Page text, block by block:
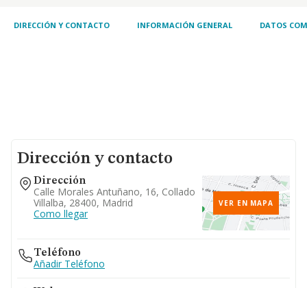
DIRECCIÓN Y CONTACTO INFORMACIÓN GENERAL DATOS
Dirección y contacto
Dirección
Calle Morales Antuñano, 16, Collado
Villalba, 28400, Madrid
Como llegar
VER EN MAPA
Teléfono
Añadir Teléfono